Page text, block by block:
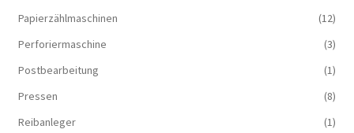
Papierzählmaschinen
(12)
Perforiermaschine
(3)
Postbearbeitung
(1)
Pressen
(8)
Reibanleger
(1)